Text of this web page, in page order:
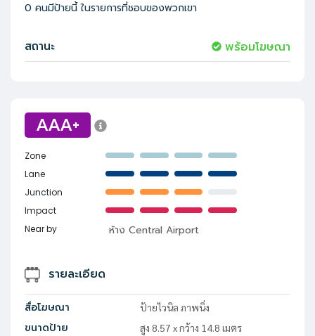
AAA+
Zone
Lane
Junction
Impact
Near by
ห้าง Central Airport
รายละเอียด
สื่อโฆษณา ป้ายไวนิล ภาพนิ่ง
ขนาดป้าย สูง 8.57 xกว้าง 14.8 เมตร
0 คนมีป้ายนี้ ในรายการที่ชอบของพวกเขา
สถานะ พร้อมโฆษณา